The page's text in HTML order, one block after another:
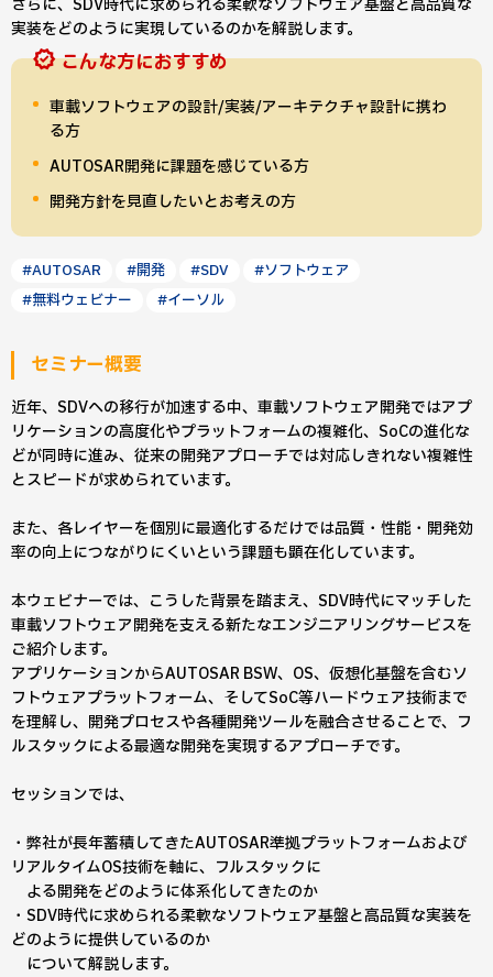
さらに、SDV時代に求められる柔軟なソフトウェア基盤と高品質な
実装をどのように実現しているのかを解説します。
こんな方におすすめ
車載ソフトウェアの設計/実装/アーキテクチャ設計に携わ
る方
AUTOSAR開発に課題を感じている方
開発方針を見直したいとお考えの方
#AUTOSAR #開発 #SDV
#ソフトウェア
#無料ウェビナー
#イーソル
セミナー概要
近年、SDVへの移行が加速する中、車載ソフトウェア開発ではアプ
リケーションの高度化やプラットフォームの複雑化、SoCの進化な
どが同時に進み、従来の開発アプローチでは対応しきれない複雑性
とスピードが求められています。
また、各レイヤーを個別に最適化するだけでは品質・性能・開発効
率の向上につながりにくいという課題も顕在化しています。
本ウェビナーでは、こうした背景を踏まえ、SDV時代にマッチした
車載ソフトウェア開発を支える新たなエンジニアリングサービスを
ご紹介します。
アプリケーションからAUTOSAR BSW、OS、仮想化基盤を含むソ
フトウェアプラットフォーム、そしてSoC等ハードウェア技術まで
を理解し、開発プロセスや各種開発ツールを融合させることで、フ
ルスタックによる最適な開発を実現するアプローチです。
セッションでは、
・弊社が長年蓄積してきたAUTOSAR準拠プラットフォームおよび
リアルタイムOS技術を軸に、フルスタックに
よる開発をどのように体系化してきたのか
・SDV時代に求められる柔軟なソフトウェア基盤と高品質な実装を
どのように提供しているのか
について解説します。